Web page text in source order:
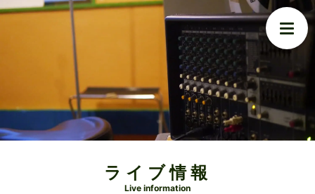
ライブ情報
Live information